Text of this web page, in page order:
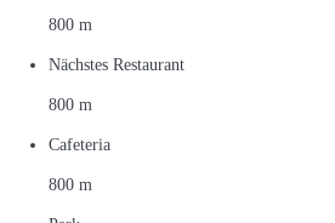
800 m
Nächstes Restaurant
800 m
Cafeteria
800 m